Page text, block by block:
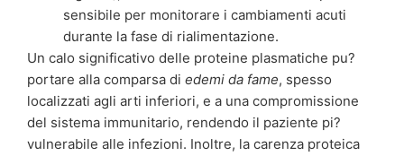
sensibile per monitorare i cambiamenti acuti
durante la fase di rialimentazione.
Un calo significativo delle proteine plasmatiche pu?
portare alla comparsa di edemi da fame, spesso
localizzati agli arti inferiori, e a una compromissione
del sistema immunitario, rendendo il paziente pi?
vulnerabile alle infezioni. Inoltre, la carenza proteica